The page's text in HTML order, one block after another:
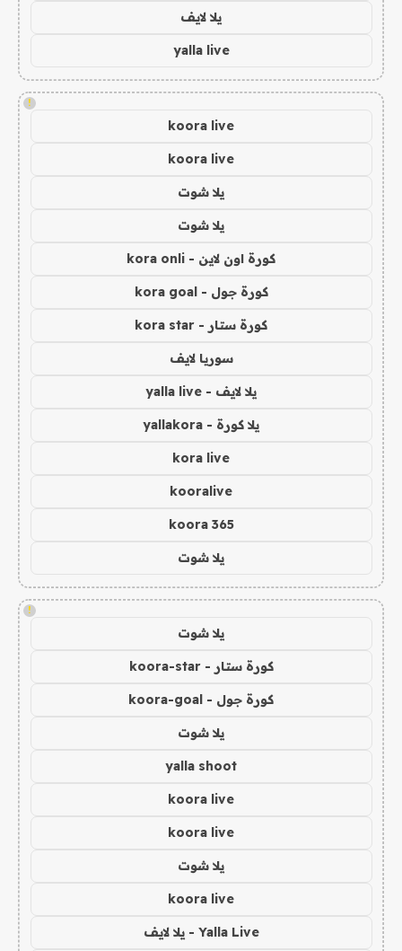
يلا لايف
yalla live
!
koora live
koora live
يلا شوت
يلا شوت
كورة اون لاين - kora onli
كورة جول - kora goal
كورة ستار - kora star
سوريا لايف
يلا لايف - yalla live
يلا كورة - yallakora
kora live
kooralive
koora 365
يلا شوت
!
يلا شوت
كورة ستار - koora-star
كورة جول - koora-goal
يلا شوت
yalla shoot
koora live
koora live
يلا شوت
koora live
Yalla Live - يلا لايف